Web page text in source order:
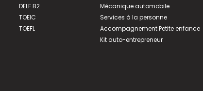
DELF B2
TOEIC
TOEFL
Mécanique automobile
Services à la personne
Accompagnement Petite enfance
Kit auto-entrepreneur